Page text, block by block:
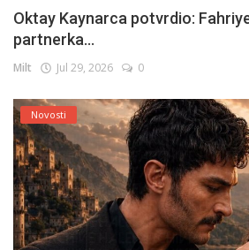
Oktay Kaynarca potvrdio:
partnerka...
Milt Jul 29, 2026 0
Novosti